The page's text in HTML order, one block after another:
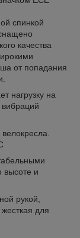
спинкой
качества
от попадания
нагрузку на
вибраций
высоте и
рукой,
для